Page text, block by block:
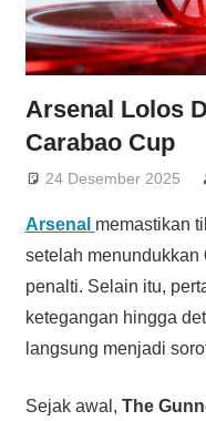
Arsenal Lolos
Carabao Cup
24 Desember 2025
Arsenal memastikan
setelah menundukkan
penalti. Selain itu,
ketegangan hingga
langsung menjadi
Sejak awal, The